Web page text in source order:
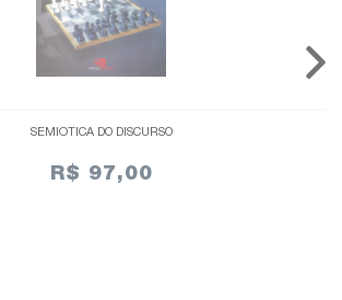
SEMIÓTICA DO DISCURSO
R$ 97,00